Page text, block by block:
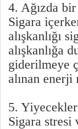
4. Ağızda
Sigara
alışkanlığı
alışkanlığa
giderilmeye
alınan enerji
5.
Sigara stresi